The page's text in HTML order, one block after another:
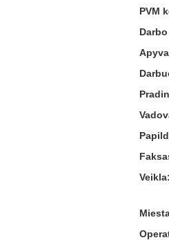
PVM
Veikla: